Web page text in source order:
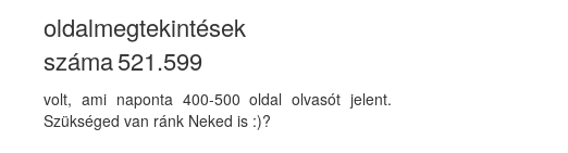
oldalmegtekintések
száma521.599
volt, ami naponta 400-500 oldal olvasót jelent.
Szükséged van ránk Neked is :)?